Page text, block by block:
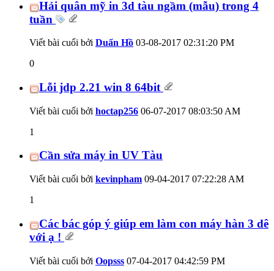
Hải quân mỹ in 3d tàu ngầm (mẫu) trong 4
tuần
Viết bài cuối bởi Duẩn Hồ 03-08-2017 02:31:20 PM
0
Lỗi jdp 2.21 win 8 64bit
Viết bài cuối bởi hoctap256 06-07-2017 08:03:50 AM
1
Cần sửa máy in UV Tàu
Viết bài cuối bởi kevinpham 09-04-2017 07:22:28 AM
1
Các bác góp ý giúp em làm con máy hàn 3 dê
với ạ !
Viết bài cuối bởi Oopsss 07-04-2017 04:42:59 PM